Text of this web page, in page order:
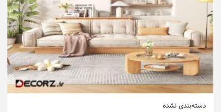
دسته‌بندی نشده